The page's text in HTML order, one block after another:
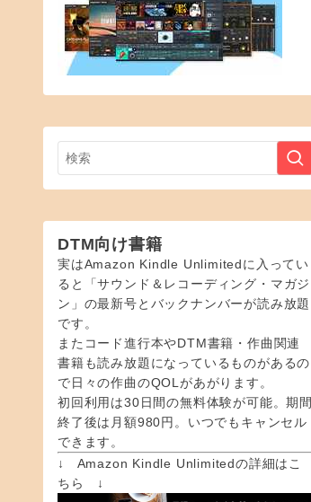
DTM向け書籍
実はAmazon Kindle Unlimitedに入ってい
ると「サウンド＆レコーディング・マガジ
ン」の最新号とバックナンバーが読み放題
です。
またコード進行本やDTM書籍・作曲関連
書籍も読み放題になっているものがあるの
で日々の作曲のQOLがあがります。
初回利用は30日間の無料体験が可能。期間
終了後は月額980円。いつでもキャンセル
できます。
↓ Amazon Kindle Unlimitedの詳細はこ
ちら ↓